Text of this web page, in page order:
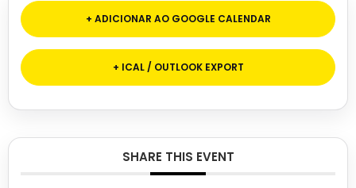
+ ADICIONAR AO GOOGLE CALENDAR
+ ICAL / OUTLOOK EXPORT
SHARE THIS EVENT